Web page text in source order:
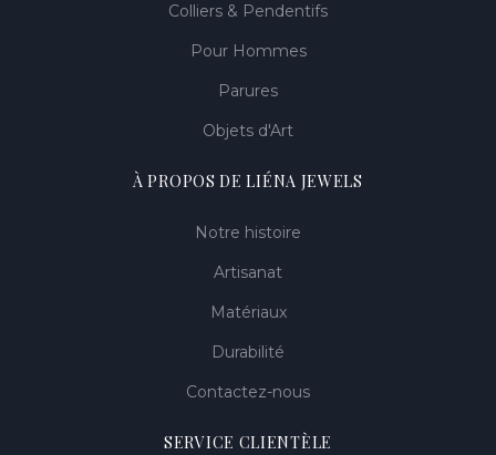
Colliers & Pendentifs
Pour Hommes
Parures
Objets d'Art
À PROPOS DE LIÉNA JEWELS
Notre histoire
Artisanat
Matériaux
Durabilité
Contactez-nous
SERVICE CLIENTÈLE